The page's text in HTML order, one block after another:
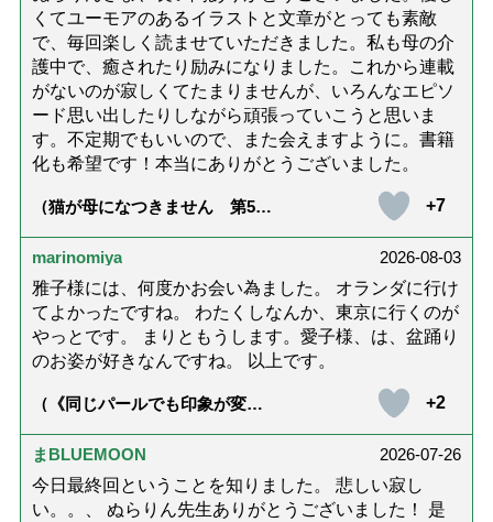
くてユーモアのあるイラストと文章がとっても素敵
で、毎回楽しく読ませていただきました。私も母の介
護中で、癒されたり励みになりました。これから連載
がないのが寂しくてたまりませんが、いろんなエピソ
ード思い出したりしながら頑張っていこうと思いま
す。不定期でもいいので、また会えますように。書籍
化も希望です！本当にありがとうございました。
（猫が母になつきません 第500
+7
marinomiya
2026-08-03
雅子様には、何度かお会い為ました。 オランダに行け
てよかったですね。 わたくしなんか、東京に行くのが
やっとです。 まりともうします。愛子様、は、盆踊り
のお姿が好きなんですね。 以上です。
（《同じパールでも印象が変
の夏ネックレス」上品＆涼しげ
に見せる4つの法則）
+2
まBLUEMOON
2026-07-26
今日最終回ということを知りました。 悲しい寂し
い。。、 ぬらりん先生ありがとうございました！ 是